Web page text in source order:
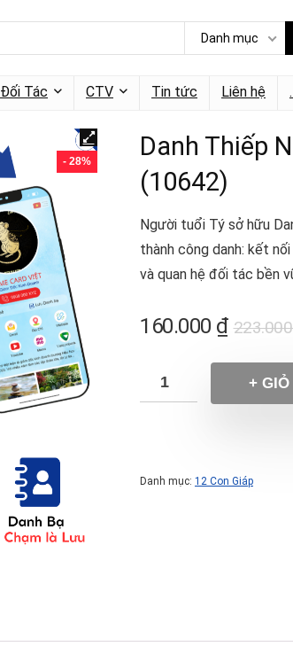
Danh mục
Đối Tác CTV Tin tức Liên hệ
- 28%
Danh Thiếp
(10642)
Người tuổi Tý sở hữu
thành công danh: kết
và quan hệ đối tác bền
160.000 ₫
+ GIỎ
Danh mục: 12 Con Giáp